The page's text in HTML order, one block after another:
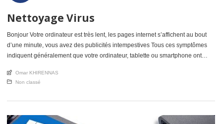
Nettoyage Virus
Bonjour Votre ordinateur est très lent, les pages internet s’affichent au bout
d’une minute, vous avez des publicités intempestives Tous ces symptômes
indiquent généralement que votre ordinateur, tablette ou smartphone ont
Mac os est souhaitable On me pose souvent la questions: « Quel est […]
An article by
Omar KHIRENNAS
Posted in
Non classé